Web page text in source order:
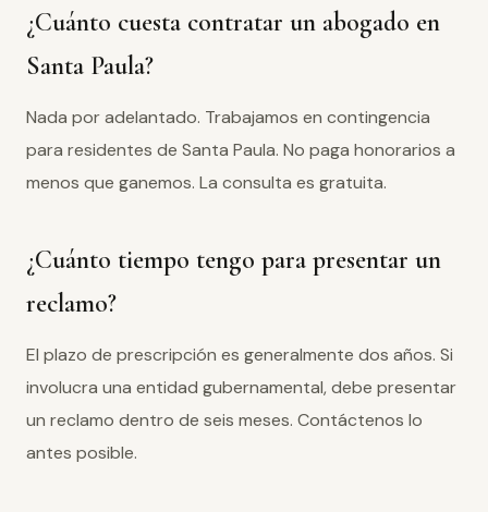
¿Cuánto cuesta contratar un abogado en
Santa Paula?
Nada por adelantado. Trabajamos en contingencia
para residentes de Santa Paula. No paga honorarios a
menos que ganemos. La consulta es gratuita.
¿Cuánto tiempo tengo para presentar un
reclamo?
El plazo de prescripción es generalmente dos años. Si
involucra una entidad gubernamental, debe presentar
un reclamo dentro de seis meses. Contáctenos lo
antes posible.